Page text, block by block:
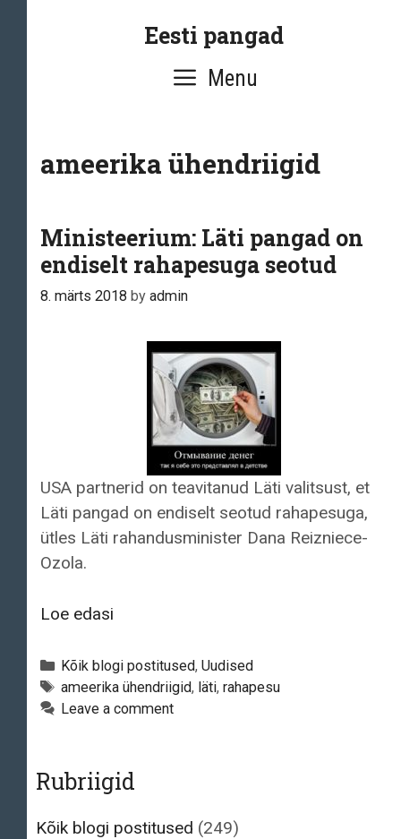
Eesti pangad
Menu
ameerika ühendriigid
Ministeerium: Läti pangad on
endiselt rahapesuga seotud
8. märts 2018 by admin
USA partnerid on teavitanud Läti valitsust, et
Läti pangad on endiselt seotud rahapesuga,
ütles Läti rahandusminister Dana Reizniece-
Ozola.
Loe edasi
pangad
on
endiselt
Categories
Kõik blogi postitused, Uudised
Tags
ameerika ühendriigid, läti, rahapesu
Leave a comment
Rubriigid
Kõik blogi postitused (249)